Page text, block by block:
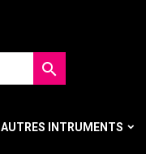

AUTRES INTRUMENTS